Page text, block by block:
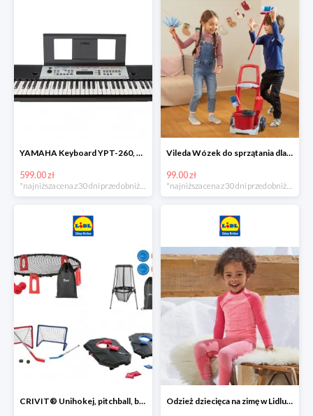
YAMAHA Keyboard YPT-260, 61 klawiszy
599.00 zł
*najniższa cena z 30 dni przed obniżką
Vileda Wózek do sprzątania dla dzieci
99.00 zł
*najniższa cena z 30 dni przed obniżką
CRIVIT® Unihokej, pitchball, bean bag lub disc golf Odzież dziecięca na zimę w Lidlu Online od 9,99 zł